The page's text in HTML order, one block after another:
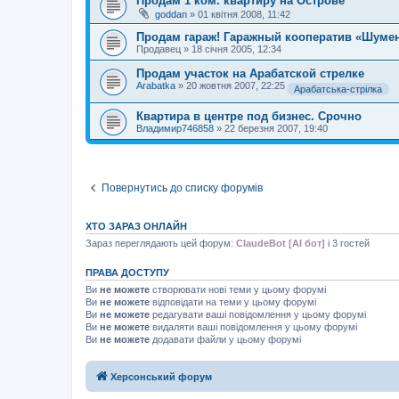
goddan » 01 квітня 2008, 11:42
Продам гараж! Гаражный кооператив
Продавец » 18 січня 2005, 12:34
Продам участок на Арабатской стрелке
Arabatka » 20 жовтня 2007, 22:25 Арабатська-стрілка
Квартира в центре под бизнес. Срочно
Владимир746858 » 22 березня 2007, 19:40
Повернутись до списку форумів
ХТО ЗАРАЗ ОНЛАЙН
Зараз переглядають цей форум: ClaudeBot [AI бот] і 3 гостей
ПРАВА ДОСТУПУ
Ви не можете створювати нові теми у цьому форумі
Ви не можете відповідати на теми у цьому форумі
Ви не можете редагувати ваші повідомлення у цьому форумі
Ви не можете видаляти ваші повідомлення у цьому форумі
Ви не можете додавати файли у цьому форумі
Херсонський форум